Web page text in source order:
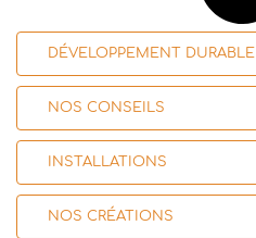
DÉVELOPPEMENT DURABLE
NOS CONSEILS
INSTALLATIONS
NOS CRÉATIONS